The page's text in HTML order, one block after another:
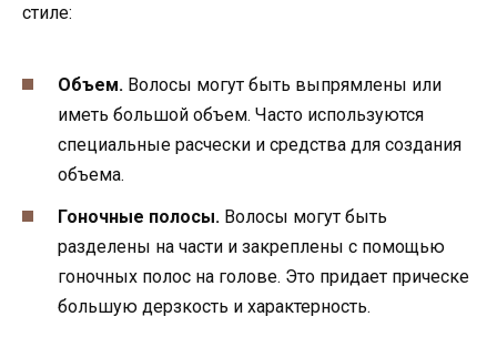
стиле:
Объем. Волосы могут быть выпрямлены или
иметь большой объем. Часто используются
специальные расчески и средства для создания
объема.
Гоночные полосы. Волосы могут быть
разделены на части и закреплены с помощью
гоночных полос на голове. Это придает прическе
большую дерзкость и характерность.